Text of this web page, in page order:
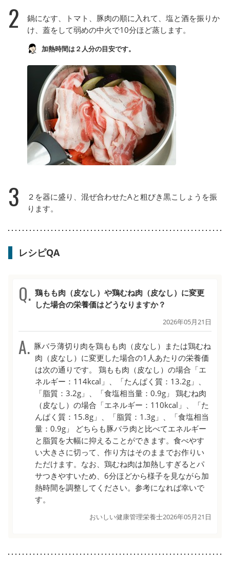
2
鍋になす、トマト、豚肉の順に入れて、塩と酒を振りか
け、蓋をして弱めの中火で10分ほど蒸します。
加熱時間は２人分の目安です。
3
２を器に盛り、混ぜ合わせたAと粗びき黒こしょうを振
ります。
レシピQA
鶏もも肉（皮なし）や鶏むね肉（皮なし）に変更
した場合の栄養価はどうなりますか？
2026年05月21日
豚バラ薄切り肉を鶏もも肉（皮なし）または鶏むね
肉（皮なし）に変更した場合の1人あたりの栄養価
は次の通りです。 鶏もも肉（皮なし）の場合「エ
ネルギー：114kcal」、「たんぱく質：13.2g」、
「脂質：3.2g」、「食塩相当量：0.9g」 鶏むね肉
（皮なし）の場合「エネルギー：110kcal」、「た
んぱく質：15.8g」、「脂質：1.3g」、「食塩相当
量：0.9g」 どちらも豚バラ肉と比べてエネルギー
と脂質を大幅に抑えることができます。食べやす
い大きさに切って、作り方はそのままでお作りい
ただけます。なお、鶏むね肉は加熱しすぎるとパ
サつきやすいため、6分ほどから様子を見ながら加
熱時間を調整してください。参考になれば幸いで
す。
おいしい健康管理栄養士2026年05月21日